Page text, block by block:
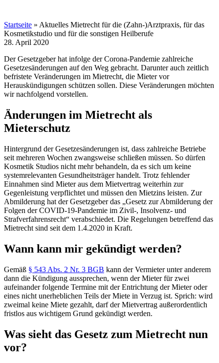
Startseite » Aktuelles Mietrecht für die (Zahn-)Arztpraxis, für das
Kosmetikstudio und für die sonstigen Heilberufe
28. April 2020
Der Gesetzgeber hat infolge der Corona-Pandemie zahlreiche
Gesetzesänderungen auf den Weg gebracht. Darunter auch zeitlich
befristete Veränderungen im Mietrecht, die Mieter vor
Herauskündigungen schützen sollen. Diese Veränderungen möchten
wir nachfolgend vorstellen.
Änderungen im Mietrecht als
Mieterschutz
Hintergrund der Gesetzesänderungen ist, dass zahlreiche Betriebe
seit mehreren Wochen zwangsweise schließen müssen. So dürfen
Kosmetik Studios nicht mehr behandeln, da es sich um keine
systemrelevanten Gesundheitsträger handelt. Trotz fehlender
Einnahmen sind Mieter aus dem Mietvertrag weiterhin zur
Gegenleistung verpflichtet und müssen den Mietzins leisten. Zur
Abmilderung hat der Gesetzgeber das „Gesetz zur Abmilderung der
Folgen der COVID-19-Pandemie im Zivil-, Insolvenz- und
Strafverfahrensrecht“ verabschiedet. Die Regelungen betreffend das
Mietrecht sind seit dem 1.4.2020 in Kraft.
Wann kann mir gekündigt werden?
Gemäß § 543 Abs. 2 Nr. 3 BGB kann der Vermieter unter anderem
dann die Kündigung aussprechen, wenn der Mieter für zwei
aufeinander folgende Termine mit der Entrichtung der Mieter oder
eines nicht unerheblichen Teils der Miete in Verzug ist. Sprich: wird
zweimal keine Miete gezahlt, darf der Mietvertrag außerordentlich
fristlos aus wichtigem Grund gekündigt werden.
Was sieht das Gesetz zum Mietrecht nun
vor?